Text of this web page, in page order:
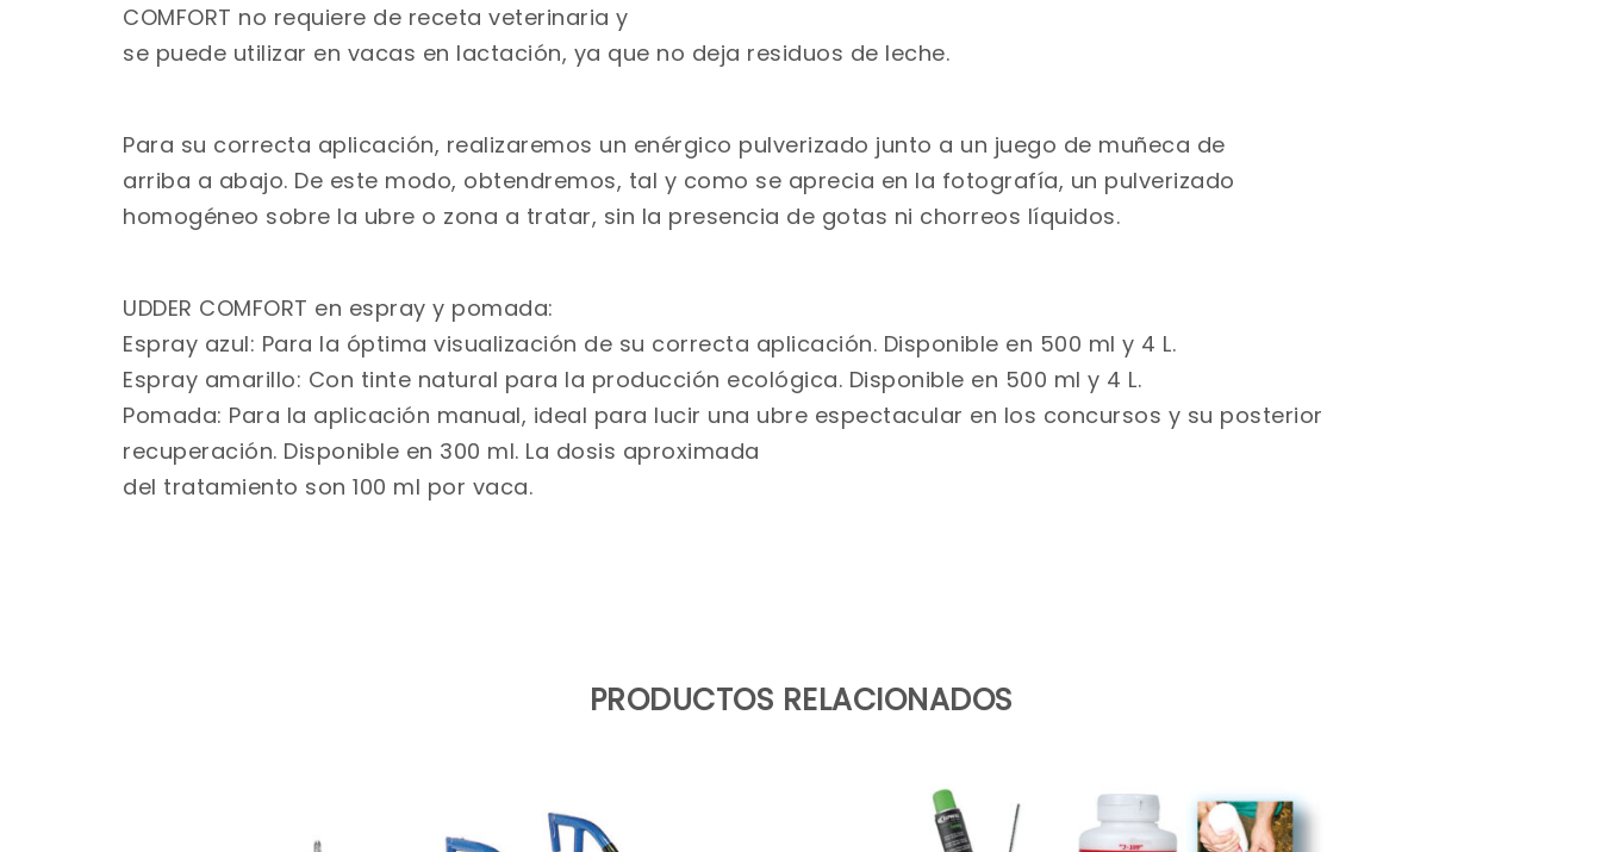
COMFORT no requiere de receta veterinaria y
se puede utilizar en vacas en lactación, ya que no deja residuos de leche.
Para su correcta aplicación, realizaremos un enérgico pulverizado junto a un juego de muñeca de
arriba a abajo. De este modo, obtendremos, tal y como se aprecia en la fotografía, un pulverizado
homogéneo sobre la ubre o zona a tratar, sin la presencia de gotas ni chorreos líquidos.
UDDER COMFORT en espray y pomada:
Espray azul: Para la óptima visualización de su correcta aplicación. Disponible en 500 ml y 4 L.
Espray amarillo: Con tinte natural para la producción ecológica. Disponible en 500 ml y 4 L.
Pomada: Para la aplicación manual, ideal para lucir una ubre espectacular en los concursos y su posterior
recuperación. Disponible en 300 ml. La dosis aproximada
del tratamiento son 100 ml por vaca.
PRODUCTOS RELACIONADOS